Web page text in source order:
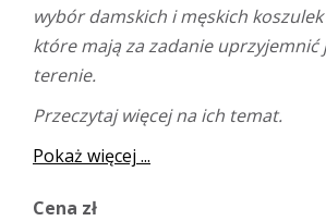
wybór damskich i męskich
które mają za zadanie uprzyjemnić
terenie.
Przeczytaj więcej na ich temat.
Pokaż więcej ...
Cena zł